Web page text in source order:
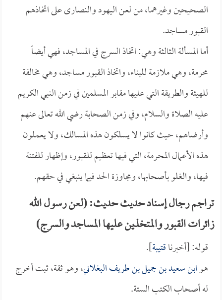
الصحيحين وغيرهما، من لعن اليهود والنصارى على اتخاذهم
القبور مساجد.
أما المسألة الثالثة وهي: اتخاذ السرج في المساجد، فهي أيضاً
محرمة، وهي ملازمة للبناء، واتخاذ القبور مساجد، وهي مخالفة
للهيئة والطريقة التي عليها مقابر المسلمين في زمن النبي الكريم
عليه الصلاة والسلام، وفي زمن الصحابة رضي الله تعالى عنهم
وأرضاهم، حيث كانوا لا يسلكون هذه المسالك، ولا يعملون
هذه الأعمال المحرمة، التي فيها تعظيم للقبور، وإظهار للفتنة
فيها، والغلو بأصحابها، ومجاوزة الحد فيما ينبغي في حقهم.
تراجم رجال إسناد حديث حديث: (لعن رسول الله
زائرات القبور والمتخذين عليها المساجد والسرج)
قوله: [أخبرناقتيبة].
هوابن سعيد بن جميل بن طريف البغلاني، وهو ثقة، ثبت أخرج
له أصحاب الكتب الستة.